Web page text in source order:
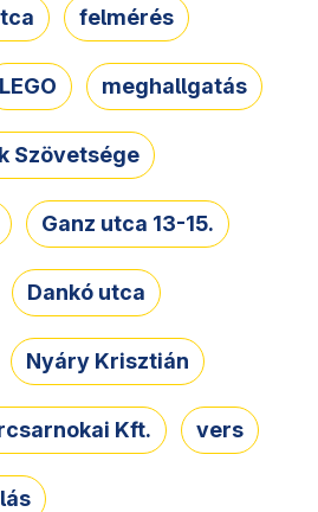
felmérés
LEGO meghallgatás
Szövetsége
Ganz utca 13-15.
Dankó utca
Nyáry Krisztián
Kft. vers